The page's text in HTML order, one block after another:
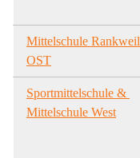
Mittelschule Rankweil
OST
Sportmittelschule &
Mittelschule West